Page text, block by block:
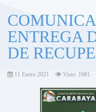
ENTREGA
DE
11 Enero 2021 Visto: 1681